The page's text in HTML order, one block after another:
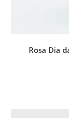
Rosa Dia